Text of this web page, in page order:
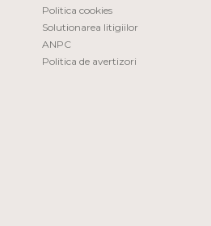
Politica cookies
Solutionarea litigiilor
ANPC
Politica de avertizori